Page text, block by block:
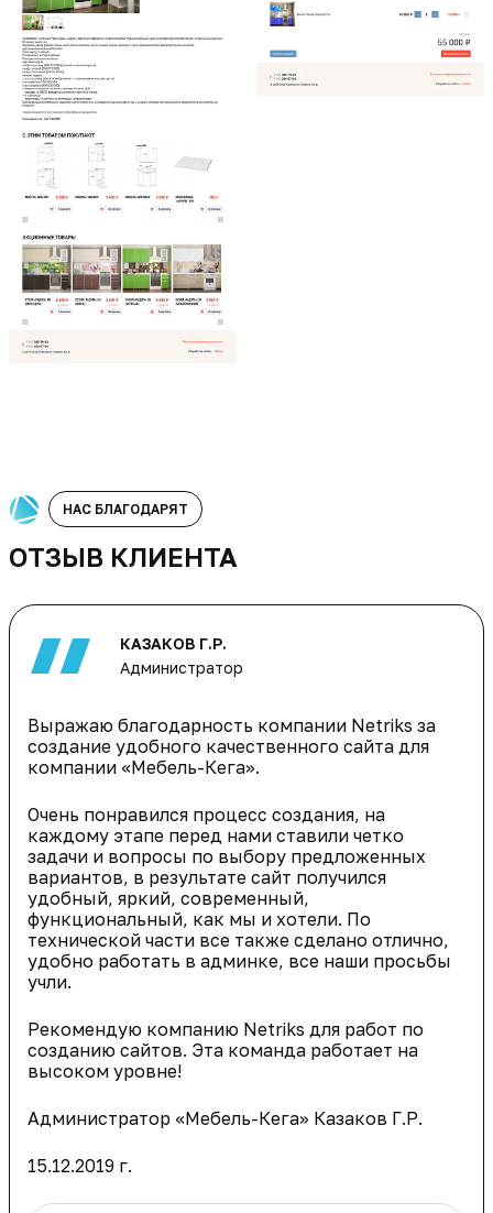
НАС БЛАГОДАРЯТ
ОТЗЫВ КЛИЕНТА
КАЗАКОВ Г.Р.
Администратор
Выражаю благодарность компании Netriks за
создание удобного качественного сайта для
компании «Мебель-Кега».
Очень понравился процесс создания, на
каждому этапе перед нами ставили четко
задачи и вопросы по выбору предложенных
вариантов, в результате сайт получился
удобный, яркий, современный,
функциональный, как мы и хотели. По
технической части все также сделано отлично,
удобно работать в админке, все наши просьбы
учли.
Рекомендую компанию Netriks для работ по
созданию сайтов. Эта команда работает на
высоком уровне!
Администратор «Мебель-Кега» Казаков Г.Р.
15.12.2019 г.